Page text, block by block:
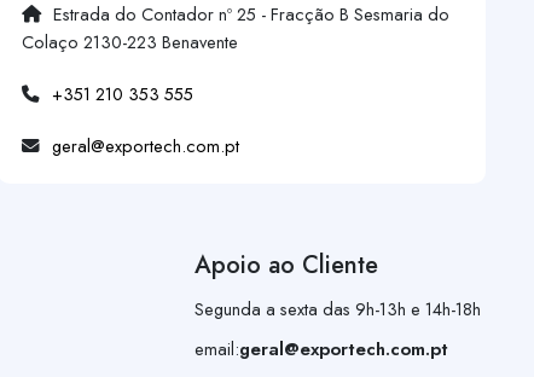
Estrada do Contador nº 25 - Fracção B Sesmaria do
Colaço 2130-223 Benavente
+351 210 353 555
geral@exportech.com.pt
Apoio ao Cliente
Segunda a sexta das 9h-13h e 14h-18h
email:geral@exportech.com.pt